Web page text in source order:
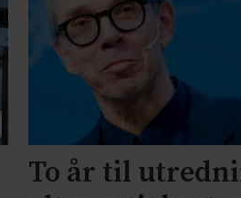
To år til